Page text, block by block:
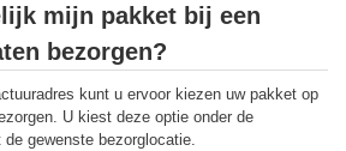
mijn pakket bij een
bezorgen?
kunt u ervoor kiezen uw pakket op
U kiest deze optie onder de
gewenste bezorglocatie.